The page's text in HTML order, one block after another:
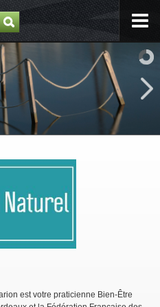
est votre praticienne Bien-Être